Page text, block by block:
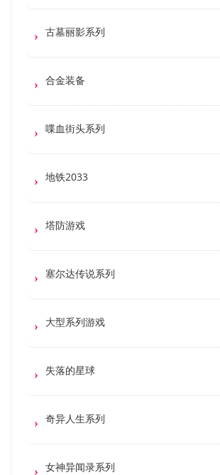
古墓丽影系列
合金装备
喋血街头系列
地铁2033
塔防游戏
塞尔达传说系列
大型系列游戏
失落的星球
奇异人生系列
女神异闻录系列